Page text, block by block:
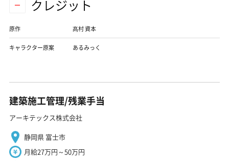
クレジット
原作 髙村 資本
キャラクター原案 あるみっく
建築施工管理/残業手当
アーキテックス株式会社
静岡県 富士市
月給27万円～50万円